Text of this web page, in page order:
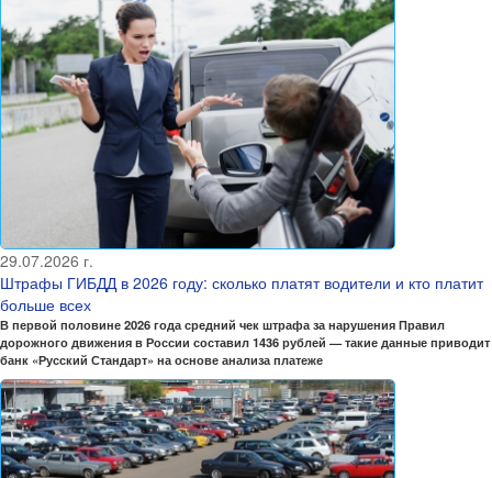
29.07.2026 г.
Штрафы ГИБДД в 2026 году: сколько платят водители и кто платит
больше всех
В первой половине 2026 года средний чек штрафа за нарушения Правил
дорожного движения в России составил 1436 рублей — такие данные приводит
банк «Русский Стандарт» на основе анализа платеже